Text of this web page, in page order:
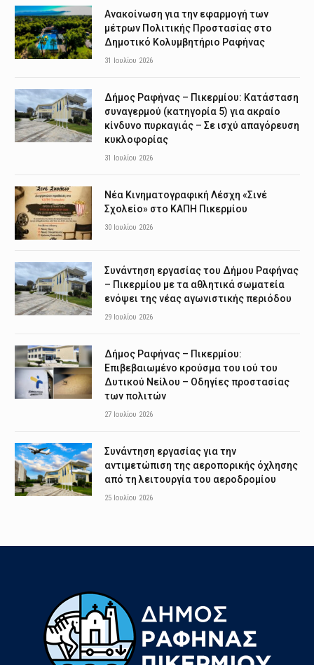
Ανακοίνωση για την εφαρμογή των
μέτρων Πολιτικής Προστασίας στο
Δημοτικό Κολυμβητήριο Ραφήνας
31 Ιουλίου 2026
Δήμος Ραφήνας – Πικερμίου: Κατάσταση
συναγερμού (κατηγορία 5) για ακραίο
κίνδυνο πυρκαγιάς – Σε ισχύ απαγόρευση
κυκλοφορίας
31 Ιουλίου 2026
Νέα Κινηματογραφική Λέσχη «Σινέ
Σχολείο» στο ΚΑΠΗ Πικερμίου
30 Ιουλίου 2026
Συνάντηση εργασίας του Δήμου Ραφήνας
– Πικερμίου με τα αθλητικά σωματεία
ενόψει της νέας αγωνιστικής περιόδου
29 Ιουλίου 2026
Δήμος Ραφήνας – Πικερμίου:
Επιβεβαιωμένο κρούσμα του ιού του
Δυτικού Νείλου – Οδηγίες προστασίας
των πολιτών
27 Ιουλίου 2026
Συνάντηση εργασίας για την
αντιμετώπιση της αεροπορικής όχλησης
από τη λειτουργία του αεροδρομίου
25 Ιουλίου 2026